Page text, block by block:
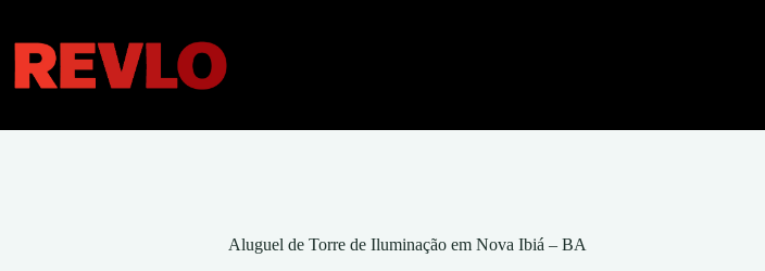
conteúdo
Aluguel de Torre de Iluminação em Nova Ibiá – BA